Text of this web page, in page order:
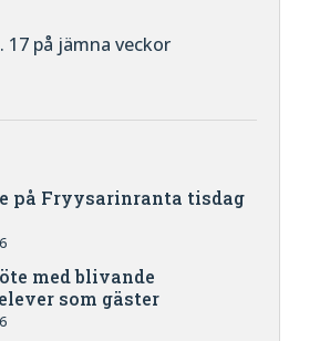
17 på jämna veckor
på Fryysarinranta tisdag
med blivande
som gäster